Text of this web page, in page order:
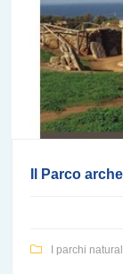
Il Parco
I parchi